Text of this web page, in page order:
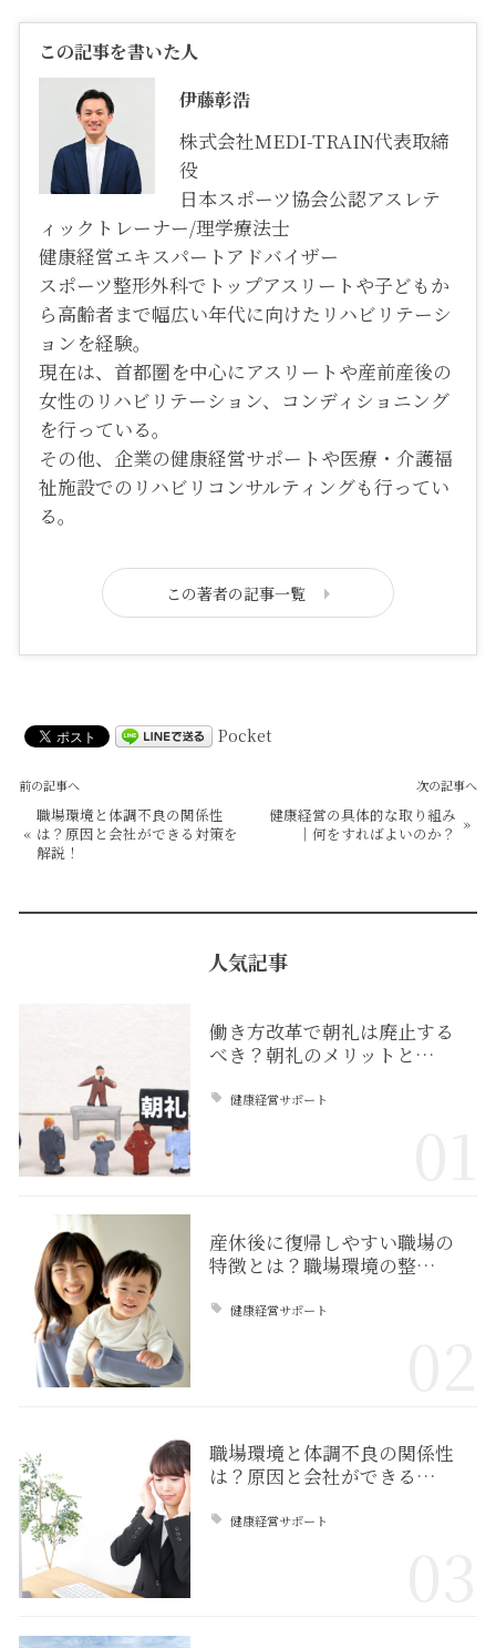
この記事を書いた人
伊藤彰浩
株式会社MEDI-TRAIN代表取締
役
日本スポーツ協会公認アスレテ
ィックトレーナー/理学療法士
健康経営エキスパートアドバイザー
スポーツ整形外科でトップアスリートや子どもか
ら高齢者まで幅広い年代に向けたリハビリテーシ
ョンを経験。
現在は、首都圏を中心にアスリートや産前産後の
女性のリハビリテーション、コンディショニング
を行っている。
その他、企業の健康経営サポートや医療・介護福
祉施設でのリハビリコンサルティングも行ってい
る。
この著者の記事一覧
Pocket
前の記事へ
«
職場環境と体調不良の関係性
は？原因と会社ができる対策を
解説！
次の記事へ
健康経営の具体的な取り組み
｜何をすればよいのか？ »
人気記事
働き方改革で朝礼は廃止する
べき？朝礼のメリットと…
健康経営サポート
産休後に復帰しやすい職場の
特徴とは？職場環境の整…
健康経営サポート
職場環境と体調不良の関係性
は？原因と会社ができる…
健康経営サポート